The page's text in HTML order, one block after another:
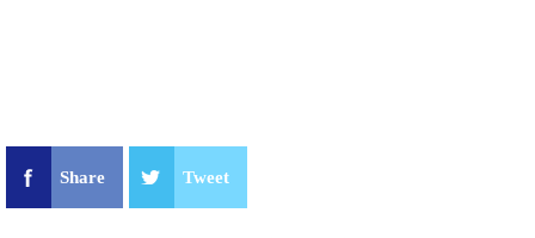
Share Tweet